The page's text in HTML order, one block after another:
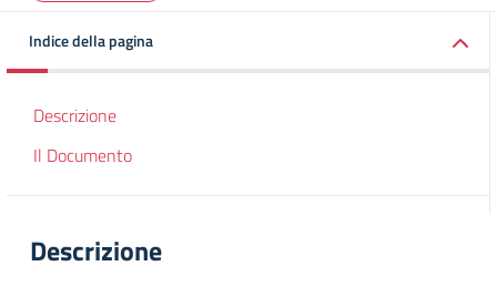
Indice della pagina
Descrizione
Il Documento
Descrizione